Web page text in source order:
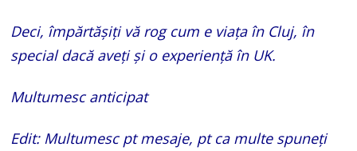
Deci, împărtășiți vă rog cum e viața în Cluj, în
special dacă aveți și o experiență în UK.
Multumesc anticipat
Edit: Multumesc pt mesaje, pt ca multe spuneți